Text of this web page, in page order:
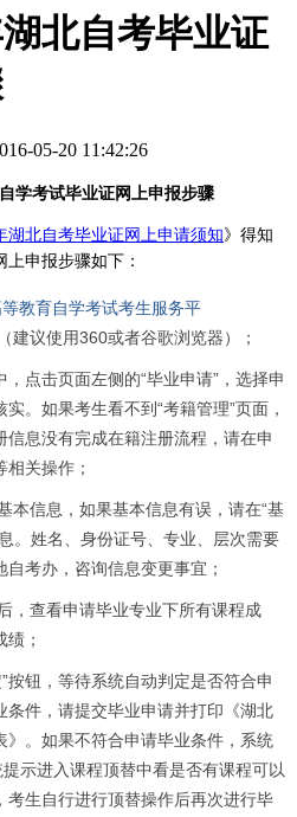
北自考毕业证
05-20 11:42:26
学考试毕业证网上申报步骤
湖北自考毕业证网上申请须知》得知
上申报步骤如下：
教育自学考试考生服务平
建议使用360或者谷歌浏览器）；
点击页面左侧的“毕业申请”，选择申
。如果考生看不到“考籍管理”页面，
息没有完成在籍注册流程，请在申
关操作；
信息，如果基本信息有误，请在“基
。姓名、身份证号、专业、层次需要
考办，咨询信息变更事宜；
查看申请毕业专业下所有课程成
；
钮，等待系统自动判定是否符合申
件，请提交毕业申请并打印《湖北
》。如果不符合申请毕业条件，系统
示进入课程顶替中看是否有课程可以
生自行进行顶替操作后再次进行毕